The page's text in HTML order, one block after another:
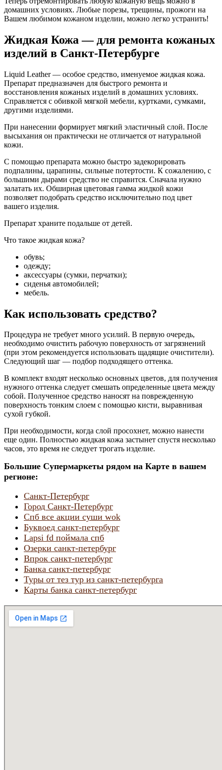
домашних условиях. Любые порезы, трещины, прожоги на
Вашем любимом кожаном изделии, можно легко устранить!
Жидкая Кожа — для ремонта кожаных
изделий в Санкт-Петербурге
Liquid Leather — особое средство, именуемое жидкая кожа.
Препарат предназначен для быстрого ремонта и
восстановления кожаных изделий в домашних условиях.
Справляется с обивкой мягкой мебели, куртками, сумками,
другими изделиями.
При нанесении формирует мягкий эластичный слой. После
высыхания он практически не отличается от натуральной
кожи.
С помощью препарата можно быстро задекорировать
подпалины, царапины, сильные потертости. К сожалению, с
большими дырами средство не справится. Сначала нужно
залатать их. Обширная цветовая гамма жидкой кожи
позволяет подобрать средство исключительно под цвет
вашего изделия.
Препарат храните подальше от детей.
Что такое жидкая кожа?
обувь;
одежду;
аксессуары (сумки, перчатки);
сиденья автомобилей;
мебель.
Как использовать средство?
Процедура не требует много усилий. В первую очередь,
необходимо очистить рабочую поверхность от загрязнений
(при этом рекомендуется использовать щадящие очистители).
Следующий шаг — подбор подходящего оттенка.
В комплект входят несколько основных цветов, для получения
нужного оттенка следует смешать определенные цвета между
собой. Полученное средство наносят на поврежденную
поверхность тонким слоем с помощью кисти, выравнивая
сухой губкой.
При необходимости, когда слой просохнет, можно нанести
еще один. Полностью жидкая кожа застынет спустя несколько
часов, это время не следует трогать изделие.
Большие Супермаркеты рядом на Карте в вашем
регионе:
Санкт-Петербург
Город Санкт-Петербург
Спб все акции суши wok
Буквоед санкт-петербург
Lapsi fd поймала спб
Озерки санкт-петербург
Впрок санкт-петербург
Банка санкт-петербург
Туры от тез тур из санкт-петербурга
Карты банка санкт-петербург